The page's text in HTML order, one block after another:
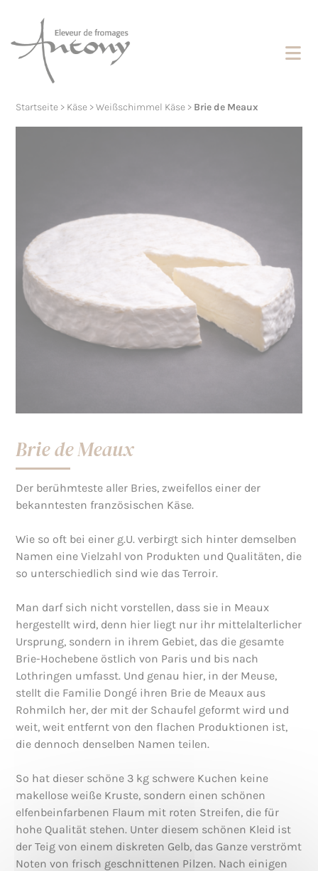
Startseite > Käse >Weißschimmel Käse > Brie de Meaux
Brie de Meaux
Der berühmteste aller Bries, zweifellos einer der
bekanntesten französischen Käse.
Wie so oft bei einer g.U. verbirgt sich hinter demselben
Namen eine Vielzahl von Produkten und Qualitäten, die
so unterschiedlich sind wie das Terroir.
Man darf sich nicht vorstellen, dass sie in Meaux
hergestellt wird, denn hier liegt nur ihr mittelalterlicher
Ursprung, sondern in ihrem Gebiet, das die gesamte
Brie-Hochebene östlich von Paris und bis nach
Lothringen umfasst. Und genau hier, in der Meuse,
stellt die Familie Dongé ihren Brie de Meaux aus
Rohmilch her, der mit der Schaufel geformt wird und
weit, weit entfernt von den flachen Produktionen ist,
die dennoch denselben Namen teilen.
So hat dieser schöne 3 kg schwere Kuchen keine
makellose weiße Kruste, sondern einen schönen
elfenbeinfarbenen Flaum mit roten Streifen, die für
hohe Qualität stehen. Unter diesem schönen Kleid ist
der Teig von einem diskreten Gelb, das Ganze verströmt
Noten von frisch geschnittenen Pilzen. Nach einigen